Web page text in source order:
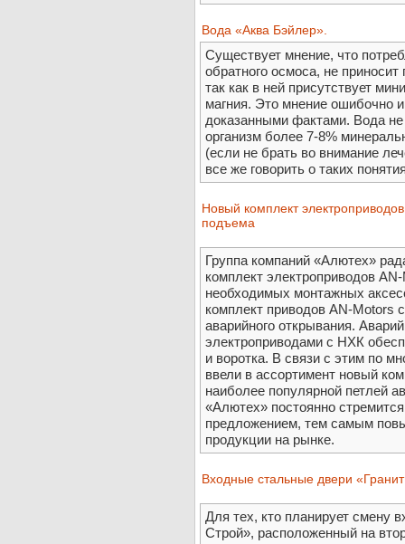
Вода «Аква Бэйлер».
Существует мнение, что
обратного осмоса, не
так как в ней присутствует
магния. Это мнение ошибочно
доказанными фактами. Вода
организм более 7-8%
(если не брать во внимание
все же говорить о таких
Новый комплект
подъема
Группа компаний «Алютех»
комплект электроприводов
необходимых монтажных
комплект приводов AN-Motors
аварийного открывания.
электроприводами с НХК
и воротка. В связи с этим по
ввели в ассортимент новый
наиболее популярной петлей
«Алютех» постоянно
предложением, тем самым
продукции на рынке.
Входные стальные двери
Для тех, кто планирует смену
Строй», расположенный на